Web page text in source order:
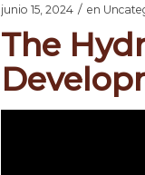
junio 15, 2024 / en
The